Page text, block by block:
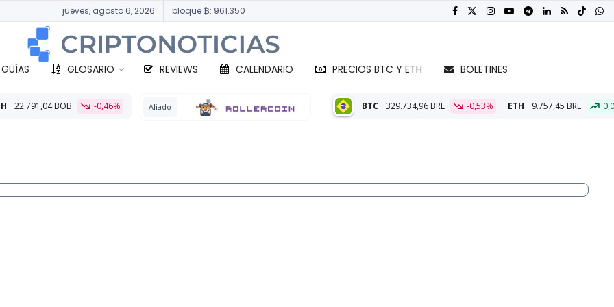
jueves, agosto 6, 2026 bloque ₿: 961.350
GLOSARIO REVIEWS CALENDARIO PRECIOS BTC Y ETH BOLETINES
-0,46% Aliado BTC 329.734,96 BRL -0,53% ETH 9.757,45 BRL 0,04% BTC